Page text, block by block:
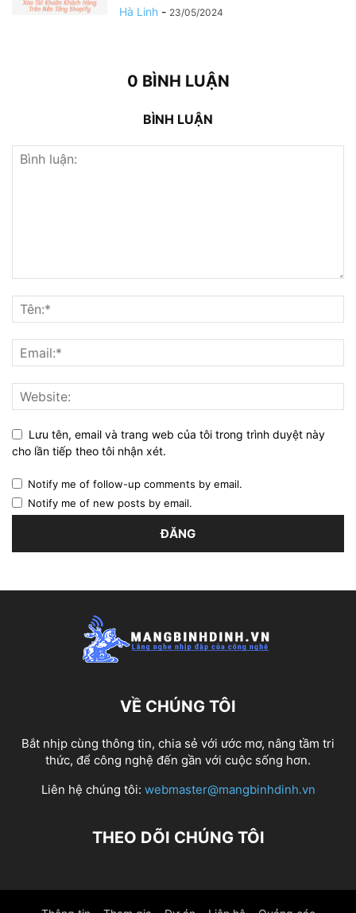
Hà Linh - 23/05/2024
0 BÌNH LUẬN
BÌNH LUẬN
Lưu tên, email và trang web của tôi trong trình duyệt này
cho lần tiếp theo tôi nhận xét.
Notify me of follow-up comments by email.
Notify me of new posts by email.
VỀ CHÚNG TÔI
Bắt nhịp cùng thông tin, chia sẻ với ước mơ, nâng tầm tri
thức, để công nghệ đến gần với cuộc sống hơn.
Liên hệ chúng tôi: webmaster@mangbinhdinh.vn
THEO DÕI CHÚNG TÔI